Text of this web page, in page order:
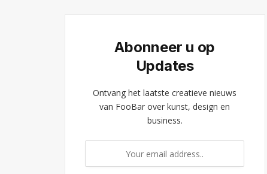
Abonneer u op
Updates
Ontvang het laatste creatieve nieuws
van FooBar over kunst, design en
business.